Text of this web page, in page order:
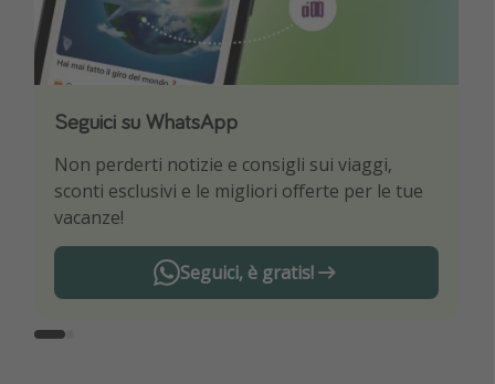
Seguici su WhatsApp
Non perderti notizie e consigli sui viaggi,
sconti esclusivi e le migliori offerte per le tue
vacanze!
Seguici, è gratis!
Scarica la nostra App
Sii il primo a conoscere le migliori offerte di
viaggio